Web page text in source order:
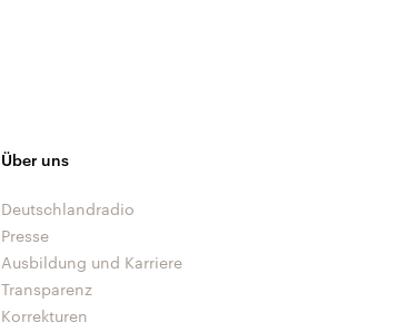
Über uns
Deutschlandradio
Presse
Ausbildung und Karriere
Transparenz
Korrekturen